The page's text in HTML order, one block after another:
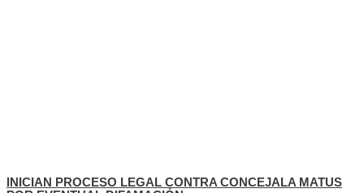
INICIAN PROCESO LEGAL CONTRA CONCEJALA MATUS